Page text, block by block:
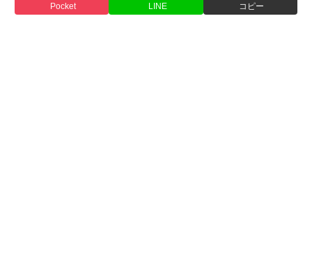
Pocket LINE コピー